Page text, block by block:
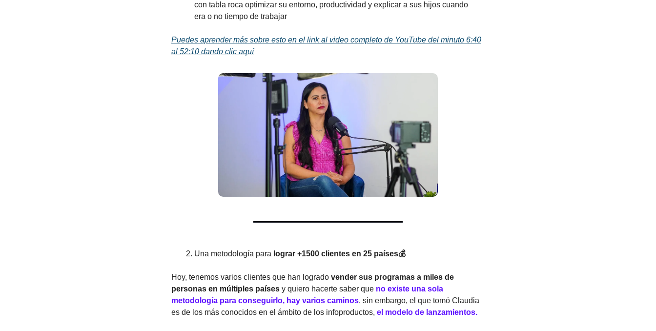
con tabla roca optimizar su entorno, productividad y explicar a sus hijos cuando
era o no tiempo de trabajar
Puedes aprender más sobre esto en el link al video completo de YouTube del minuto 6:40
al 52:10 dando clic aquí
Una metodología para lograr +1500 clientes en 25 países💰
Hoy, tenemos varios clientes que han logrado vender sus programas a miles de
personas en múltiples países y quiero hacerte saber que no existe una sola
metodología para conseguirlo, hay varios caminos, sin embargo, el que tomó Claudia
es de los más conocidos en el ámbito de los infoproductos, el modelo de lanzamientos.